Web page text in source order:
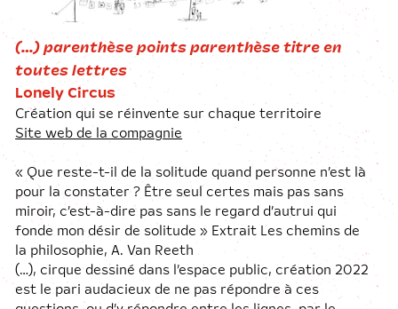
(…) parenthèse points parenthèse titre en
toutes lettres
Lonely Circus
Création qui se réinvente sur chaque territoire
Site web de la compagnie
« Que reste-t-il de la solitude quand personne n’est là
pour la constater ? Être seul certes mais pas sans
miroir, c’est-à-dire pas sans le regard d’autrui qui
fonde mon désir de solitude » Extrait Les chemins de
la philosophie, A. Van Reeth
(…), cirque dessiné dans l’espace public, création 2022
est le pari audacieux de ne pas répondre à ces